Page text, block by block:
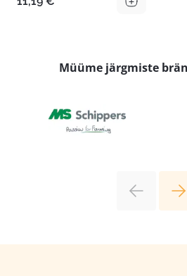
Müüme järgmiste